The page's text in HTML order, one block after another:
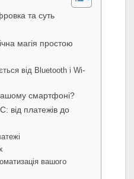
та суть
магія простою
від Bluetooth і Wi-
смартфоні?
від платежів до
вашого